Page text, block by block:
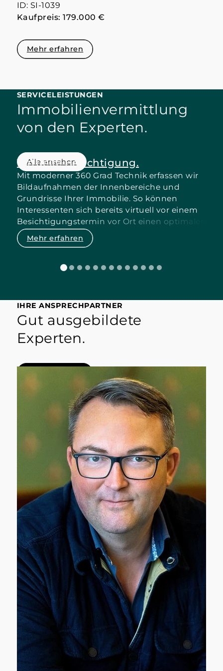
ID: SI-1039
Kaufpreis: 179.000 €
Mehr erfahren
SERVICELEISTUNGEN
Immobilienvermittlung
von den Experten.
Alle ansehen
Virtuelle Besichtigung.
Mit moderner 360 Grad Technik erfassen wir
Bildaufnahmen der Innenbereiche und
Grundrisse Ihrer Immobilie. So können
Interessenten sich bereits virtuell vor einem
Besichtigungstermin vor Ort einen optimalen
ersten Eindruck einholen.
Mehr erfahren
IHRE ANSPRECHPARTNER
Gut ausgebildete
Experten.
Mehr erfahren